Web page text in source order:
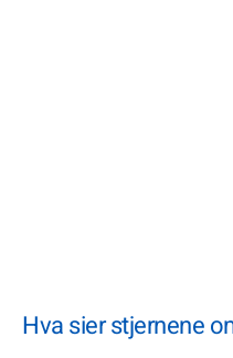
Hva sier stjernene